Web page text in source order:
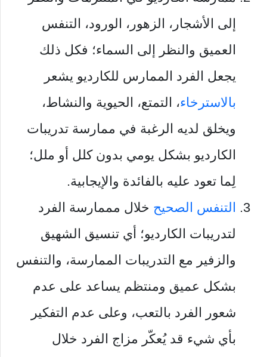
إلى الأشجار، الزهور، الورود، التنفس
العميق والنظر إلى السماء؛ فكل ذلك
يجعل الفرد الممارس للكارديو يشعر
بالاسترخاء، التمتع، الحيوية والنشاط،
ويخلق لديه الرغبة في ممارسة تدريبات
الكارديو بشكل يومي بدون كلل أو ملل؛
لِما تعود عليه بالفائدة والإيجابية.
التنفس الصحيح خلال مممارسة الفرد
لتدريبات الكارديو؛ أي تنسيق الشهيق
والزفير مع التدريبات الممارسة، والتنفس
بشكل عميق ومنتظم يساعد على عدم
شعور الفرد بالتعب، وعلى عدم التفكير
بأي شيء قد يُعكّر مزاج الفرد خلال